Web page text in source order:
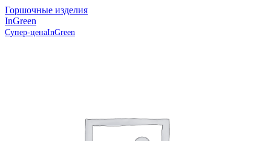
Горшочные изделия
InGreen
Супер-ценаInGreen